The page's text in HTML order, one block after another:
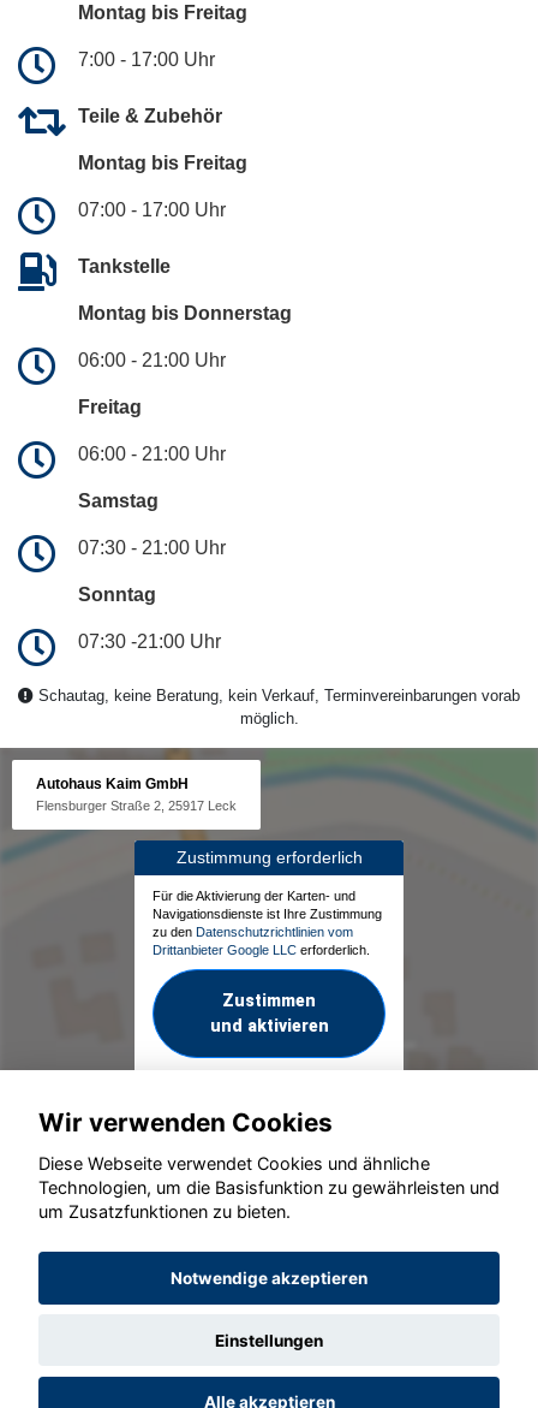
Montag bis Freitag
7:00 - 17:00 Uhr
Teile & Zubehör
Montag bis Freitag
07:00 - 17:00 Uhr
Tankstelle
Montag bis Donnerstag
06:00 - 21:00 Uhr
Freitag
06:00 - 21:00 Uhr
Samstag
07:30 - 21:00 Uhr
Sonntag
07:30 -21:00 Uhr
Schautag, keine Beratung, kein Verkauf, Terminvereinbarungen vorab
möglich.
Autohaus Kaim GmbH
Flensburger Straße 2, 25917 Leck
Zustimmung erforderlich
Für die Aktivierung der Karten- und
Navigationsdienste ist Ihre Zustimmung
zu den Datenschutzrichtlinien vom
Drittanbieter Google LLC erforderlich.
Zustimmen
und aktivieren
© konjunkturmotor.de GmbH 2020 - 2026
Wir verwenden Cookies
Diese Webseite verwendet Cookies und ähnliche
Technologien, um die Basisfunktion zu gewährleisten und
um Zusatzfunktionen zu bieten.
Notwendige akzeptieren
Einstellungen
Alle akzeptieren